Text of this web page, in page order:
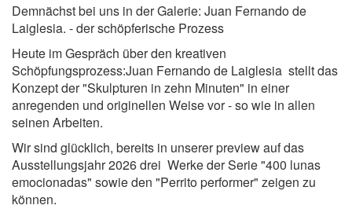
Demnächst bei uns in der Galerie: Juan Fernando de
Laiglesia. - der schöpferische Prozess
Heute im Gespräch über den kreativen
Schöpfungsprozess:Juan Fernando de Laiglesia stellt das
Konzept der "Skulpturen in zehn Minuten" in einer
anregenden und originellen Weise vor - so wie in allen
seinen Arbeiten.
Wir sind glücklich, bereits in unserer preview auf das
Ausstellungsjahr 2026 drei Werke der Serie "400 lunas
emocionadas" sowie den "Perrito performer" zeigen zu
können.